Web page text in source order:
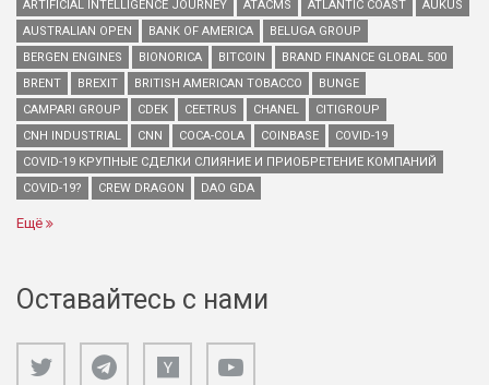
ARTIFICIAL INTELLIGENCE JOURNEY
ATACMS ATLANTIC COAST
AUKUS
AUSTRALIAN OPEN
BANK OF AMERICA
BELUGA GROUP
BERGEN ENGINES
BIONORICA BITCOIN
BRAND FINANCE GLOBAL 500
BRENT
BREXIT BRITISH AMERICAN TOBACCO
BUNGE
CAMPARI GROUP
CDEK CEETRUS CHANEL
CITIGROUP
CNH INDUSTRIAL
CNN COCA-COLA COINBASE
COVID-19
COVID-19 КРУПНЫЕ СДЕЛКИ СЛИЯНИЕ И ПРИОБРЕТЕНИЕ КОМПАНИЙ
COVID-19?
CREW DRAGON DAO GDA
Ещё
Оставайтесь с нами